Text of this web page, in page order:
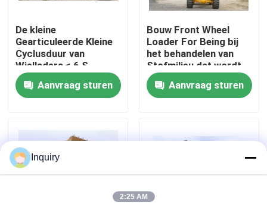
Contacteer ons
Nieuws
De Machine van de wiellader
Compacte Wielladers
De kleine
Gearticuleerde Kleine
Cyclusduur van
Wielladers ≤ 6 S
Aanvraag sturen
Bouw Front Wheel
Loader For Being bij
het behandelen van
Stofmilieu dat wordt
gebruikt
Aanvraag sturen
Inquiry
2:25 AM